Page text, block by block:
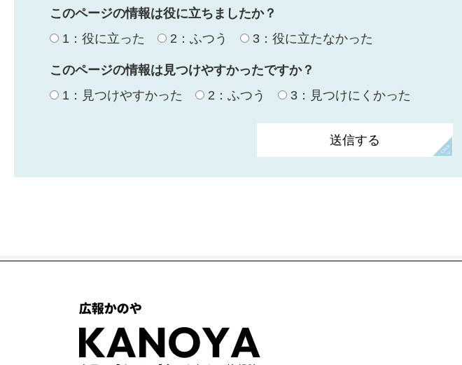
このページの情報は役に立ちましたか？
1：役に立った
2：ふつう 3：役に立たなかった
このページの情報は見つけやすかったですか？
1：見つけやすかった
2：ふつう 3：見つけにくかった